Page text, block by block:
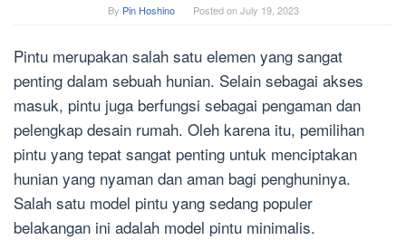
By Pin Hoshino Posted onJuly 19, 2023
Pintu merupakan salah satu elemen yang sangat
penting dalam sebuah hunian. Selain sebagai akses
masuk, pintu juga berfungsi sebagai pengaman dan
pelengkap desain rumah. Oleh karena itu, pemilihan
pintu yang tepat sangat penting untuk menciptakan
hunian yang nyaman dan aman bagi penghuninya.
Salah satu model pintu yang sedang populer
belakangan ini adalah model pintu minimalis.